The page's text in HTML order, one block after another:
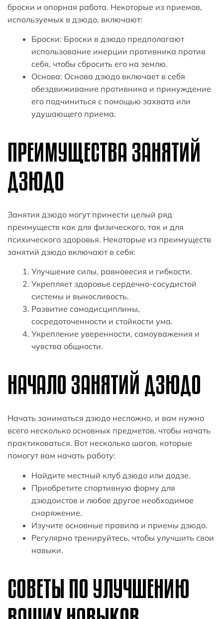
броски и опорная работа. Некоторые из приемов,
используемых в дзюдо, включают:
Броски: Броски в дзюдо предполагают
использование инерции противника против
себя, чтобы сбросить его на землю.
Основа: Основа дзюдо включает в себя
обездвиживание противника и принуждение
его подчиниться с помощью захвата или
удушающего приема.
ПРЕИМУЩЕСТВА ЗАНЯТИЙ
ДЗЮДО
Занятия дзюдо могут принести целый ряд
преимуществ как для физического, так и для
психического здоровья. Некоторые из преимуществ
занятий дзюдо включают в себя:
Улучшение силы, равновесия и гибкости.
Укрепляет здоровье сердечно-сосудистой
системы и выносливость.
Развитие самодисциплины,
сосредоточенности и стойкости ума.
Укрепление уверенности, самоуважения и
чувства общности.
НАЧАЛО ЗАНЯТИЙ ДЗЮДО
Начать заниматься дзюдо несложно, и вам нужно
всего несколько основных предметов, чтобы начать
практиковаться. Вот несколько шагов, которые
помогут вам начать работу:
Найдите местный клуб дзюдо или додзе.
Приобретите спортивную форму для
дзюдоистов и любое другое необходимое
снаряжение.
Изучите основные правила и приемы дзюдо.
Регулярно тренируйтесь, чтобы улучшить свои
навыки.
СОВЕТЫ ПО УЛУЧШЕНИЮ